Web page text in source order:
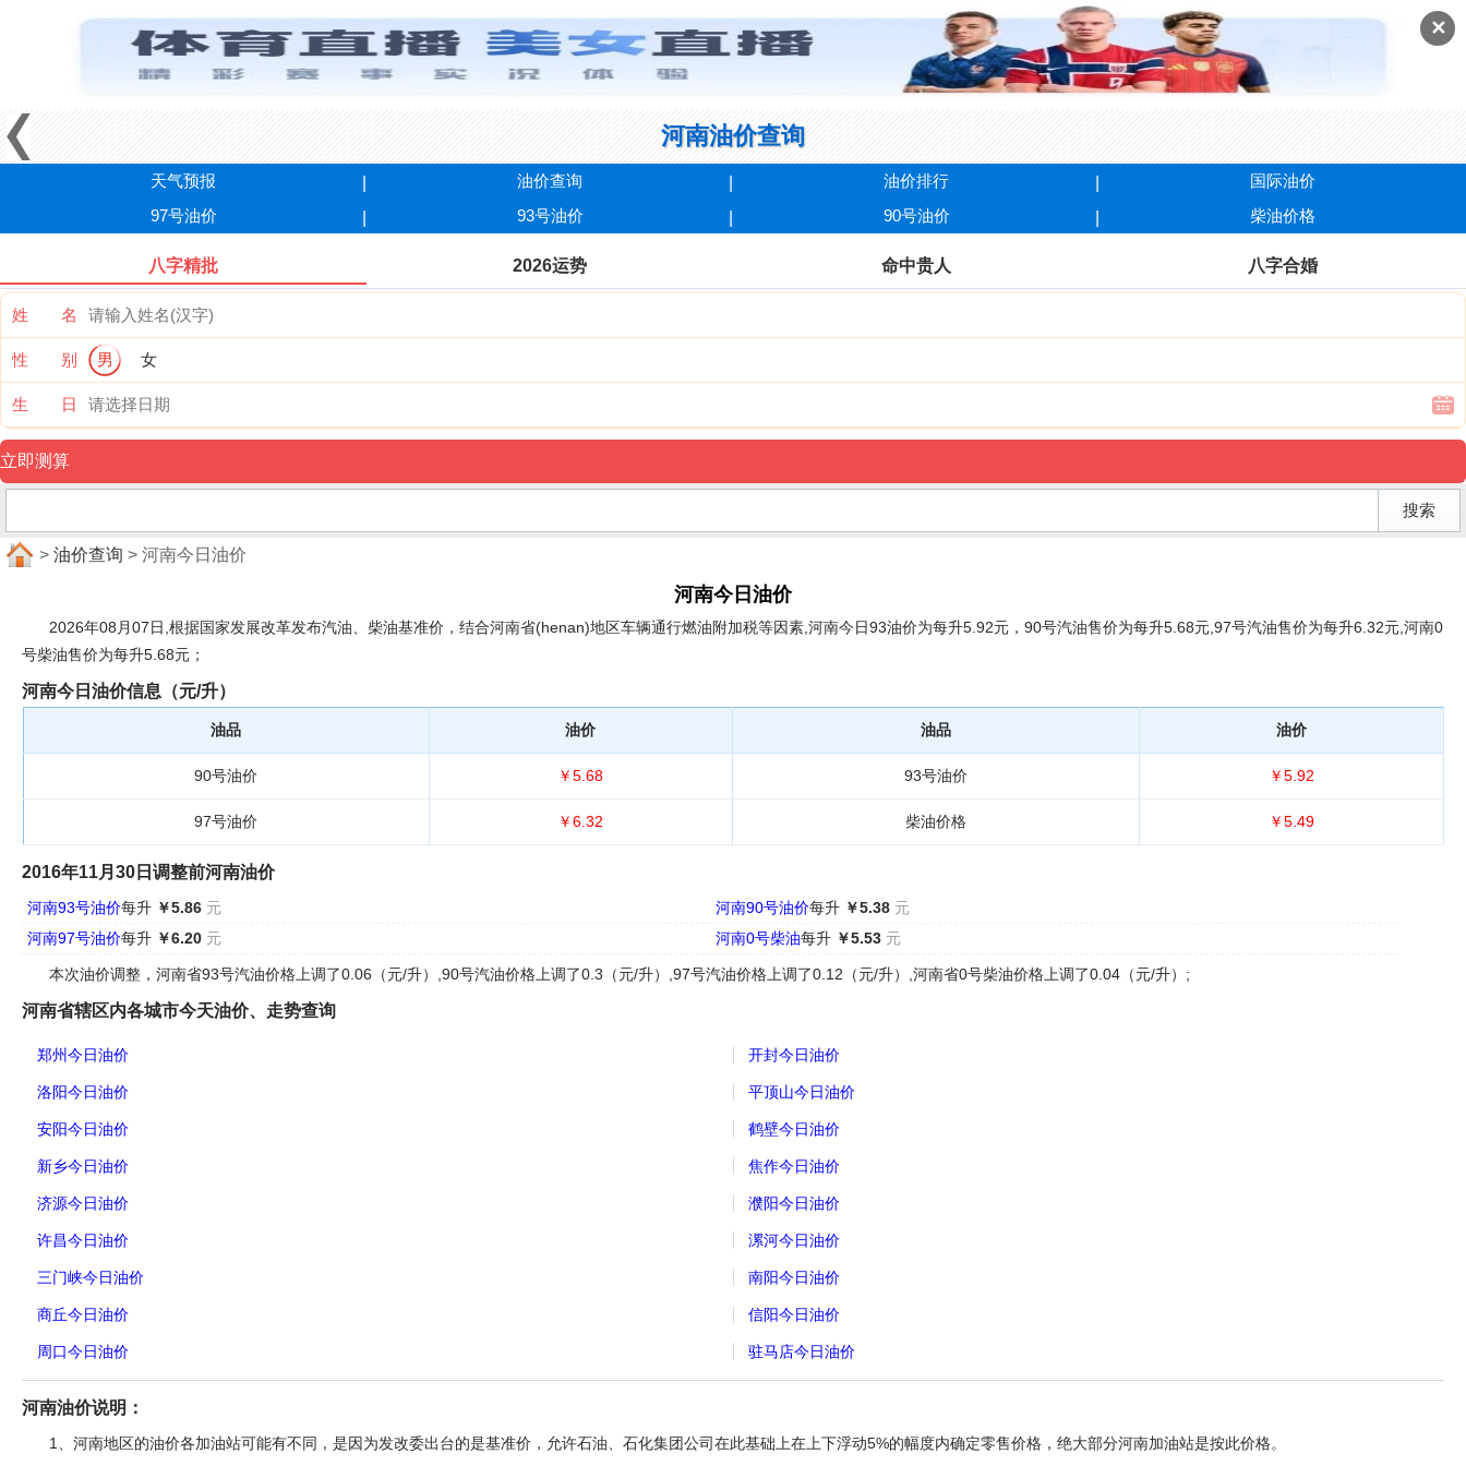
✕
河南油价查询
天气预报 油价查询 油价排行
国际油价
97号油价
93号油价 90号油价 柴油价格
八字精批 2026运势 命中贵人 八字合婚
姓 名
性 别 男 女
生 日
> 油价查询 > 河南今日油价
河南今日油价
2026年08月07日,根据国家发展改革发布汽油、柴油基准价，结合河南省(henan)地区车辆通行燃油附加税等因素,河南今日93油价为每升5.92元，90号汽油售价为每升5.68元,97号汽油售价为每升6.32元,河南0
号柴油售价为每升5.68元；
河南今日油价信息（元/升）
油品 油价 油品 油价
90号油价 ￥5.68 93号油价 ￥5.92
97号油价 ￥6.32 柴油价格 ￥5.49
2016年11月30日调整前河南油价
河南93号油价每升 ￥5.86 元 河南90号油价每升 ￥5.38 元
河南97号油价每升 ￥6.20 元 河南0号柴油每升 ￥5.53 元
本次油价调整，河南省93号汽油价格上调了0.06（元/升）,90号汽油价格上调了0.3（元/升）,97号汽油价格上调了0.12（元/升）,河南省0号柴油价格上调了0.04（元/升）;
河南省辖区内各城市今天油价、走势查询
郑州今日油价 开封今日油价
洛阳今日油价 平顶山今日油价
安阳今日油价 鹤壁今日油价
新乡今日油价 焦作今日油价
济源今日油价 濮阳今日油价
许昌今日油价 漯河今日油价
三门峡今日油价 南阳今日油价
商丘今日油价 信阳今日油价
周口今日油价 驻马店今日油价
河南油价说明：
1、河南地区的油价各加油站可能有不同，是因为发改委出台的是基准价，允许石油、石化集团公司在此基础上在上下浮动5%的幅度内确定零售价格，绝大部分河南加油站是按此价格。